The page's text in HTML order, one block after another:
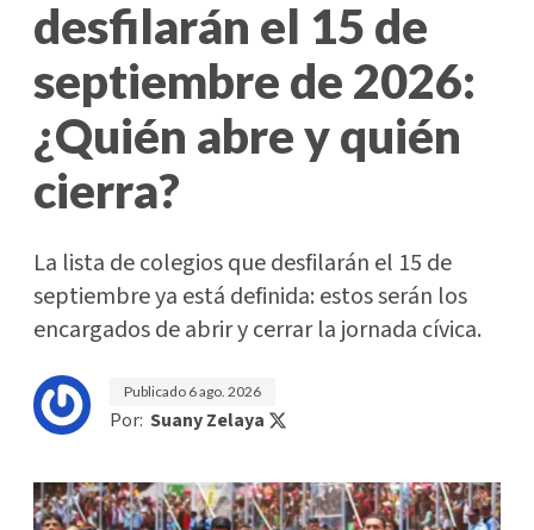
desfilarán el 15 de
septiembre de 2026:
¿Quién abre y quién
cierra?
La lista de colegios que desfilarán el 15 de
septiembre ya está definida: estos serán los
encargados de abrir y cerrar la jornada cívica.
Publicado 6 ago. 2026
Por: Suany Zelaya